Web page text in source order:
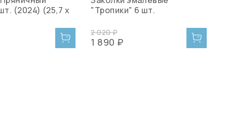
(2024) (25,7 x
"Тропики" 6 шт.
2 020 ₽
1 890 ₽